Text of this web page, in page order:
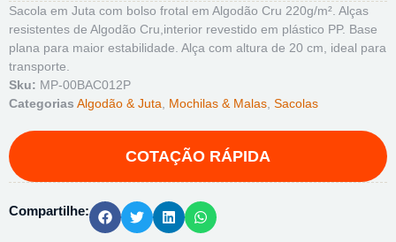
Sacola em Juta com bolso frotal em Algodão Cru 220g/m². Alças
resistentes de Algodão Cru,interior revestido em plástico PP. Base
plana para maior estabilidade. Alça com altura de 20 cm, ideal para
transporte.
Sku: MP-00BAC012P
Categorias Algodão & Juta Mochilas & Malas Sacolas
Compartilhe: